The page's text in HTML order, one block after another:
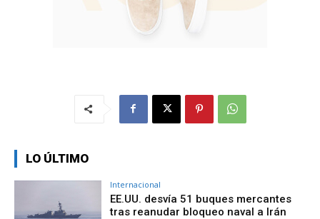
LO ÚLTIMO
Internacional
EE.UU. desvía 51 buques mercantes
tras reanudar bloqueo naval a Irán